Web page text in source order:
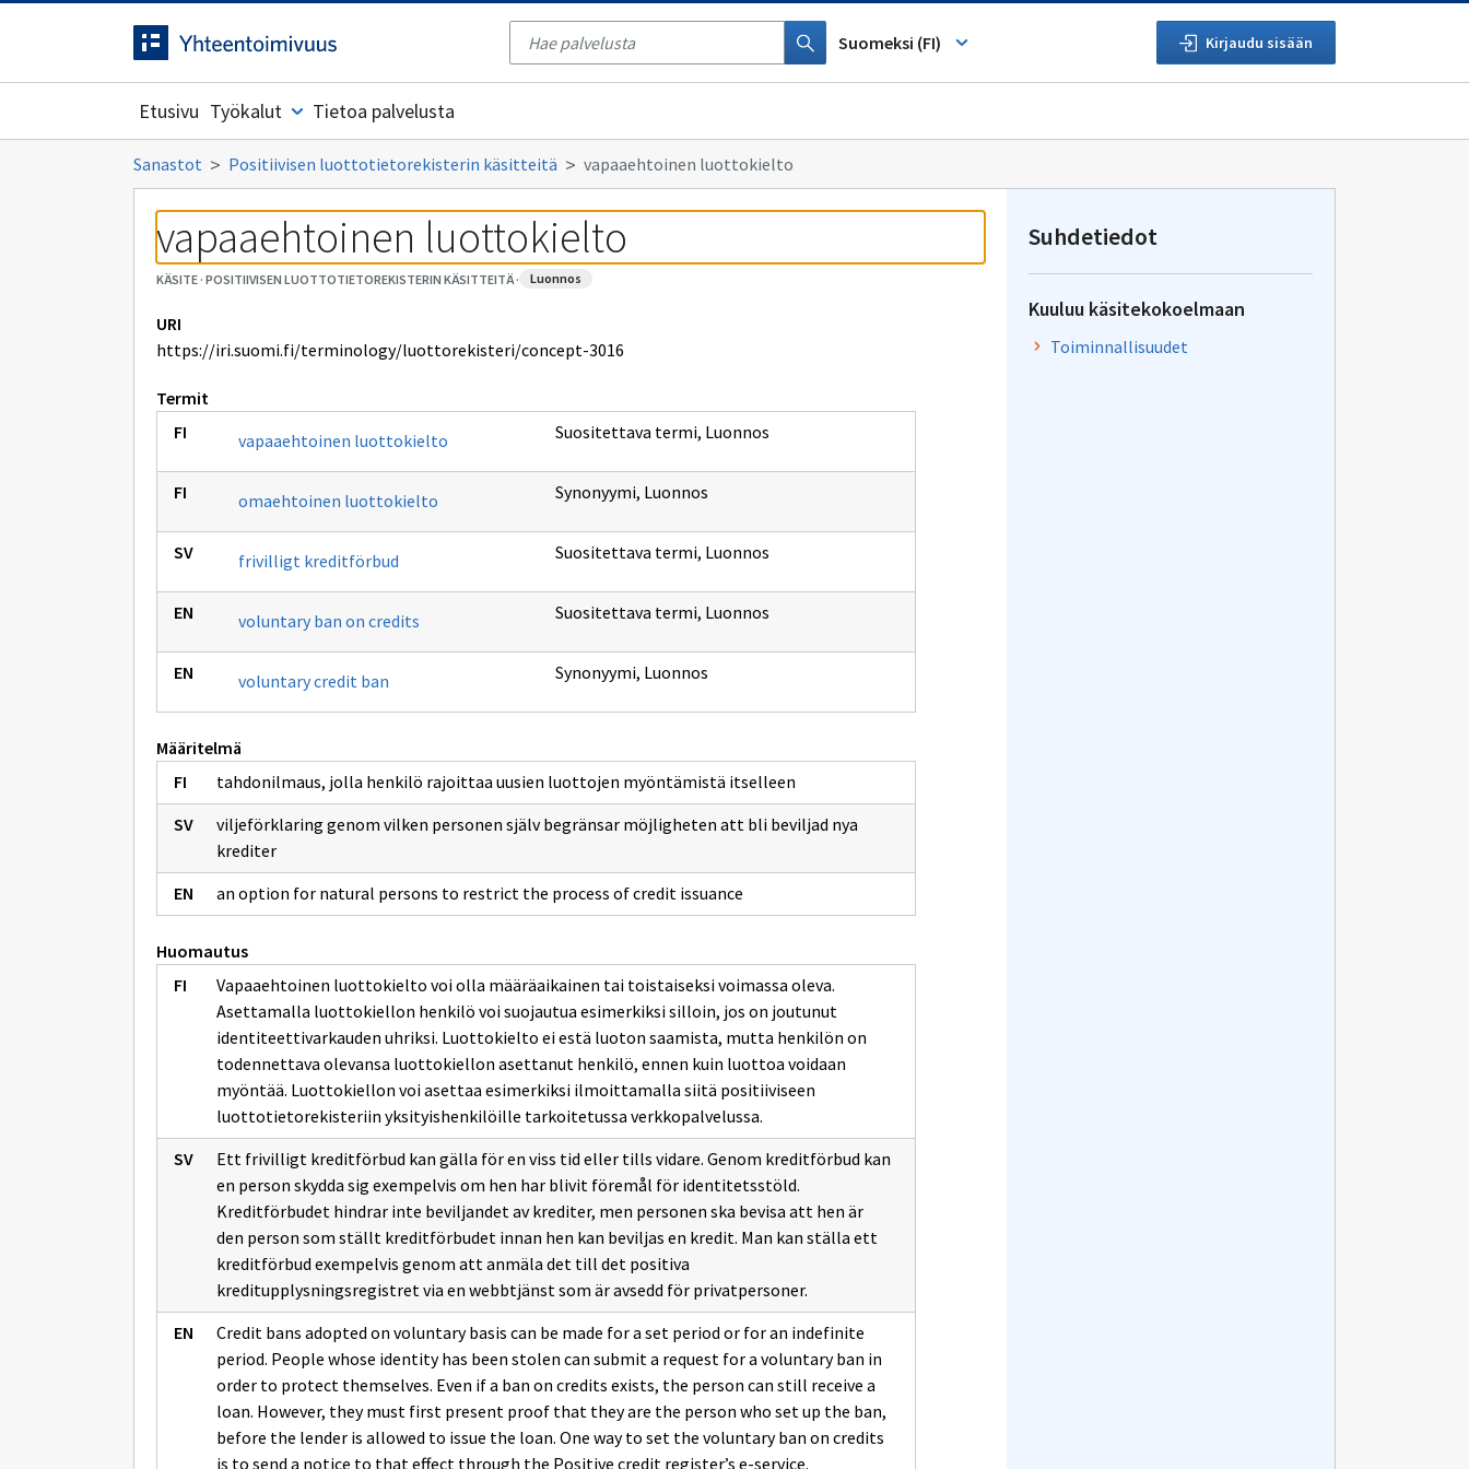
Siirrytty
Tyhjennä
haku
Suomeksi (FI) Kirjaudu sisään
Etusivu Työkalut Tietoa palvelusta
Sanastot Positiivisen luottotietorekisterin käsitteitä vapaaehtoinen luottokielto
vapaaehtoinen luottokielto
KÄSITE· POSITIIVISEN LUOTTOTIETOREKISTERIN KÄSITTEITÄ· luonnos
URI
https://iri.suomi.fi/terminology/luottorekisteri/concept-3016
Termit
vapaaehtoinen luottokielto
Suositettava termi, Luonnos
omaehtoinen luottokielto Synonyymi, Luonnos
frivilligt kreditförbud Suositettava termi, Luonnos
voluntary ban on credits Suositettava termi, Luonnos
voluntary credit ban Synonyymi, Luonnos
Määritelmä
tahdonilmaus, jolla henkilö rajoittaa uusien luottojen myöntämistä itselleen
viljeförklaring genom vilken personen själv begränsar möjligheten att bli beviljad nya
krediter
an option for natural persons to restrict the process of credit issuance
Huomautus
Vapaaehtoinen luottokielto voi olla määräaikainen tai toistaiseksi voimassa oleva.
Asettamalla luottokiellon henkilö voi suojautua esimerkiksi silloin, jos on joutunut
identiteettivarkauden uhriksi. Luottokielto ei estä luoton saamista, mutta henkilön on
todennettava olevansa luottokiellon asettanut henkilö, ennen kuin luottoa voidaan
myöntää. Luottokiellon voi asettaa esimerkiksi ilmoittamalla siitä positiiviseen
luottotietorekisteriin yksityishenkilöille tarkoitetussa verkkopalvelussa.
Ett frivilligt kreditförbud kan gälla för en viss tid eller tills vidare. Genom kreditförbud kan
en person skydda sig exempelvis om hen har blivit föremål för identitetsstöld.
Kreditförbudet hindrar inte beviljandet av krediter, men personen ska bevisa att hen är
den person som ställt kreditförbudet innan hen kan beviljas en kredit. Man kan ställa ett
kreditförbud exempelvis genom att anmäla det till det positiva
kreditupplysningsregistret via en webbtjänst som är avsedd för privatpersoner.
Credit bans adopted on voluntary basis can be made for a set period or for an indefinite
period. People whose identity has been stolen can submit a request for a voluntary ban in
order to protect themselves. Even if a ban on credits exists, the person can still receive a
loan. However, they must first present proof that they are the person who set up the ban,
before the lender is allowed to issue the loan. One way to set the voluntary ban on credits
is to send a notice to that effect through the Positive credit register’s e-service.
Suhdetiedot
Kuuluu käsitekokoelmaan
Toiminnallisuudet